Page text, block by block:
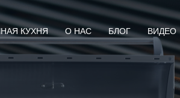
КУХНЯ О НАС БЛОГ ВИДЕО